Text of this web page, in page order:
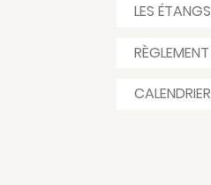
LES ÉTANGS
RÈGLEMENT
CALENDRIER